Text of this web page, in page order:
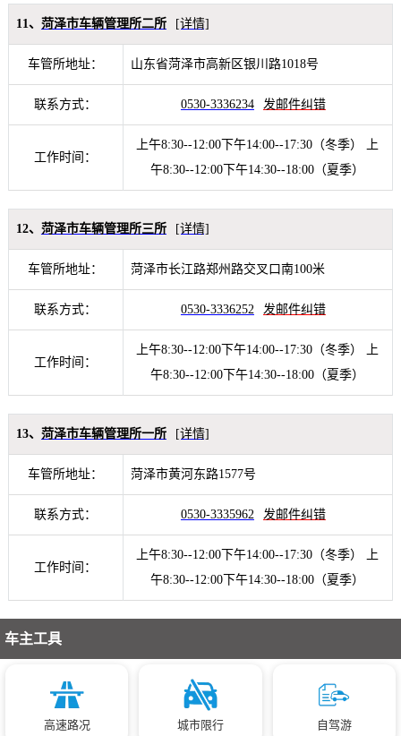
11、 菏泽市车辆管理所二所 [详情]
车管所地址： 山东省菏泽市高新区银川路1018号
联系方式： 0530-3336234 发邮件纠错
工作时间：
上午8:30--12:00下午14:00--17:30（冬季） 上
午8:30--12:00下午14:30--18:00（夏季）
12、 菏泽市车辆管理所三所 [详情]
车管所地址： 菏泽市长江路郑州路交叉口南100米
联系方式： 0530-3336252 发邮件纠错
工作时间：
上午8:30--12:00下午14:00--17:30（冬季） 上
午8:30--12:00下午14:30--18:00（夏季）
13、 菏泽市车辆管理所一所 [详情]
车管所地址： 菏泽市黄河东路1577号
联系方式： 0530-3335962 发邮件纠错
工作时间：
上午8:30--12:00下午14:00--17:30（冬季） 上
午8:30--12:00下午14:30--18:00（夏季）
车主工具
高速路况 城市限行 自驾游